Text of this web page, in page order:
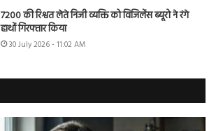
7200 की रिश्वत लेते निजी व्यक्ति को विजिलेंस ब्यूरो ने रंगे
हाथों गिरफ्तार किया
30 July 2026 - 11:02 AM